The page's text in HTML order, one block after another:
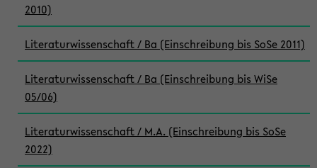
2010)
Literaturwissenschaft / Ba (Einschreibung bis SoSe 2011)
Literaturwissenschaft / Ba (Einschreibung bis WiSe
05/06)
Literaturwissenschaft / M.A. (Einschreibung bis SoSe
2022)